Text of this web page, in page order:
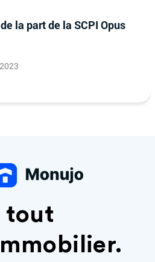
la part de la SCPI Opus
tout